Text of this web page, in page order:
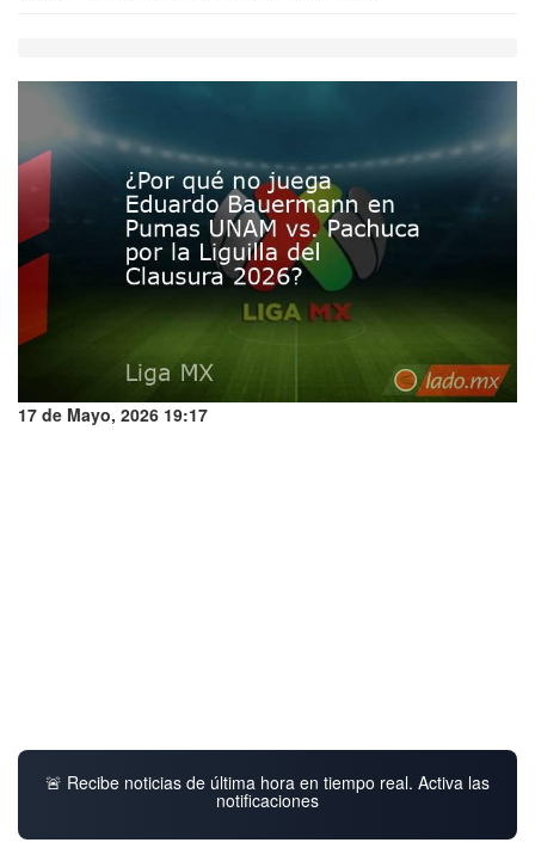
17 de Mayo, 2026 19:17
🚨 Recibe noticias de última hora en tiempo real. Activa las
notificaciones